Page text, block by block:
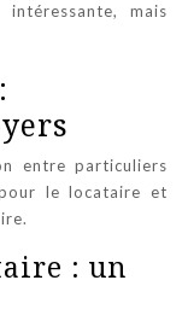
mais
entre particuliers
le locataire et
: un